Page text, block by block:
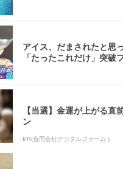
アイス、だまされたと思
「たったこれだけ」突破
【当選】金運が上がる直
ン
PR(合同会社デジタルファーム )